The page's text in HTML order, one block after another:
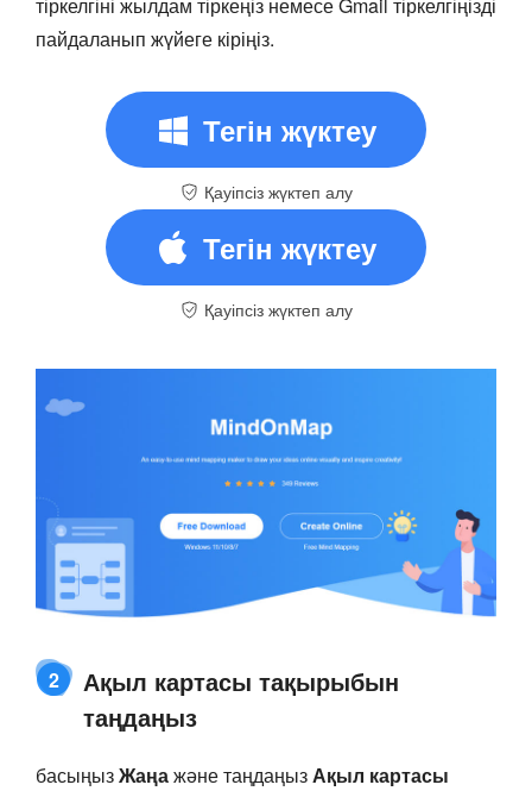
пайдаланып жүйеге кіріңіз.
Тегін жүктеу
Қауіпсіз жүктеп алу
Тегін жүктеу
Қауіпсіз жүктеп алу
2
Ақыл картасы тақырыбын
таңдаңыз
басыңызЖаңажәне таңдаңызАқыл картасы